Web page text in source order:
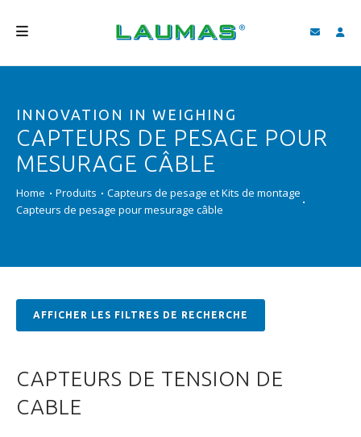
PRODUITS
SERVICES
VIDÉO
RECHERCHER
INNOVATION IN WEIGHING
CAPTEURS DE PESAGE POUR
MESURAGE CÂBLE
Home Produits
Capteurs de pesage et Kits de montage
Capteurs de pesage pour mesurage câble
AFFICHER LES FILTRES DE RECHERCHE
CAPTEURS DE TENSION DE
CABLE